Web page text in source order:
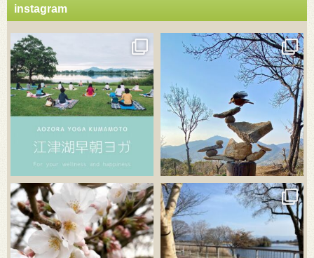
instagram
3月 20
3月 18
3月 18